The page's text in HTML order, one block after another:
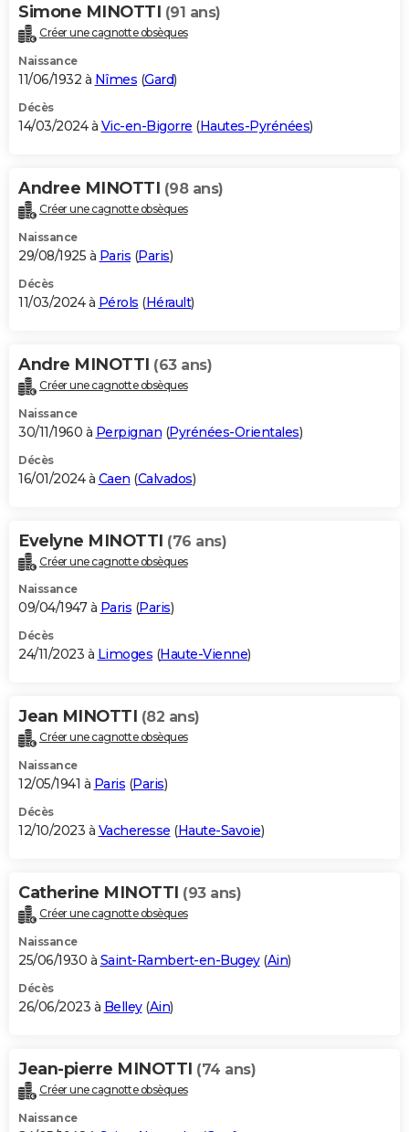
Simone MINOTTI (91 ans)
Créer une cagnotte obsèques
Naissance
11/06/1932 à Nîmes (Gard)
Décès
14/03/2024 à Vic-en-Bigorre (Hautes-Pyrénées)
Andree MINOTTI (98 ans)
Créer une cagnotte obsèques
Naissance
29/08/1925 à Paris (Paris)
Décès
11/03/2024 à Pérols (Hérault)
Andre MINOTTI (63 ans)
Créer une cagnotte obsèques
Naissance
30/11/1960 à Perpignan (Pyrénées-Orientales)
Décès
16/01/2024 à Caen (Calvados)
Evelyne MINOTTI (76 ans)
Créer une cagnotte obsèques
Naissance
09/04/1947 à Paris (Paris)
Décès
24/11/2023 à Limoges (Haute-Vienne)
Jean MINOTTI (82 ans)
Créer une cagnotte obsèques
Naissance
12/05/1941 à Paris (Paris)
Décès
12/10/2023 à Vacheresse (Haute-Savoie)
Catherine MINOTTI (93 ans)
Créer une cagnotte obsèques
Naissance
25/06/1930 à Saint-Rambert-en-Bugey(Ain)
Décès
26/06/2023 à Belley(Ain)
Jean-pierre MINOTTI (74 ans)
Créer une cagnotte obsèques
Naissance